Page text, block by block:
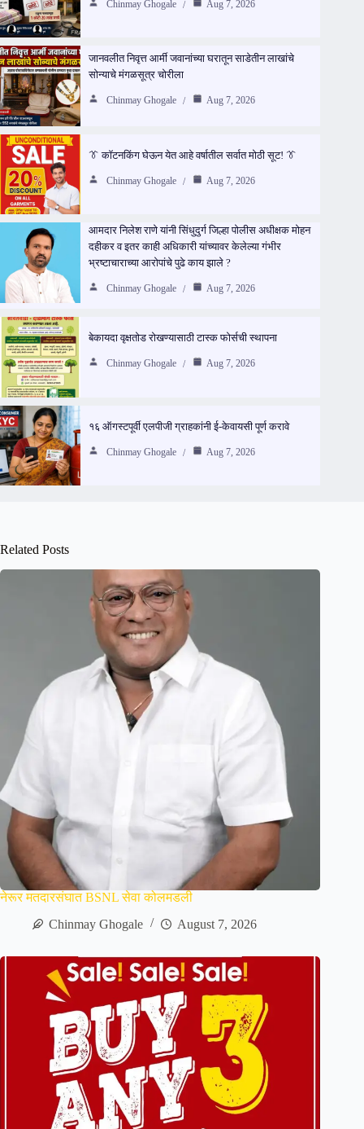
Chinmay Ghogale Aug 7, 2026
जानवलीत निवृत्त आर्मी जवानांच्या घरातून साडेतीन लाखांचे
सोन्याचे मंगळसूत्र चोरीला
Chinmay Ghogale Aug 7, 2026
👔 कॉटनकिंग घेऊन येत आहे वर्षातील सर्वात मोठी सूट! 👔
Chinmay Ghogale Aug 7, 2026
आमदार निलेश राणे यांनी सिंधुदुर्ग जिल्हा पोलीस अधीक्षक मोहन
दहीकर व इतर काही अधिकारी यांच्यावर केलेल्या गंभीर
भ्रष्टाचाराच्या आरोपांचे पुढे काय झाले ?
Chinmay Ghogale Aug 7, 2026
बेकायदा वृक्षतोड रोखण्यासाठी टास्क फोर्सची स्थापना
Chinmay Ghogale Aug 7, 2026
१६ ऑगस्टपूर्वी एलपीजी ग्राहकांनी ई-केवायसी पूर्ण करावे
Chinmay Ghogale Aug 7, 2026
Related Posts
नेरूर मतदारसंघात BSNL सेवा कोलमडली
Chinmay Ghogale
August 7, 2026